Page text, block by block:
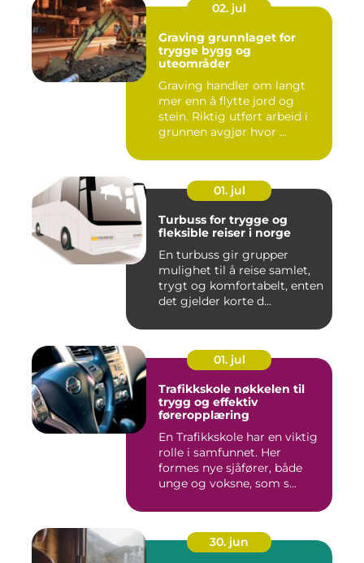
02. jul
Graving grunnlaget for
trygge bygg og
uteområder
Graving handler om langt
mer enn å flytte jord og
stein. Riktig utført arbeid i
grunnen avgjør hvor ...
01. jul
Turbuss for trygge og
fleksible reiser i norge
En turbuss gir grupper
mulighet til å reise samlet,
trygt og komfortabelt, enten
det gjelder korte d...
01. jul
Trafikkskole nøkkelen til
trygg og effektiv
føreropplæring
En Trafikkskole har en viktig
rolle i samfunnet. Her
formes nye sjåfører, både
unge og voksne, som s...
30. jun